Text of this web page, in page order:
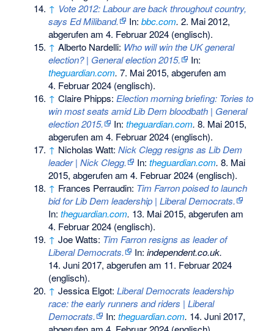
↑ Vote 2012: Labour are back throughout country,
says Ed Miliband.
In:bbc.com. 2. Mai 2012,
abgerufen am 4. Februar 2024 (englisch).
↑ Alberto Nardelli: Who will win the UK general
election? | General election 2015.
In:
theguardian.com. 7. Mai 2015, abgerufen am
4. Februar 2024 (englisch).
↑ Claire Phipps: Election morning briefing: Tories to
win most seats amid Lib Dem bloodbath | General
election 2015.
In:theguardian.com. 8. Mai 2015,
abgerufen am 4. Februar 2024 (englisch).
↑ Nicholas Watt:Nick Clegg resigns as Lib Dem
leader | Nick Clegg.
In:theguardian.com. 8. Mai
2015, abgerufen am 4. Februar 2024 (englisch).
↑ Frances Perraudin: Tim Farron poised to launch
bid for Lib Dem leadership | Liberal Democrats.
In:theguardian.com. 13. Mai 2015, abgerufen am
4. Februar 2024 (englisch).
↑ Joe Watts: Tim Farron resigns as leader of
Liberal Democrats.
In:independent.co.uk.
14. Juni 2017, abgerufen am 11. Februar 2024
(englisch).
↑ Jessica Elgot:Liberal Democrats leadership
race: the early runners and riders | Liberal
Democrats.
In:theguardian.com. 14. Juni 2017,